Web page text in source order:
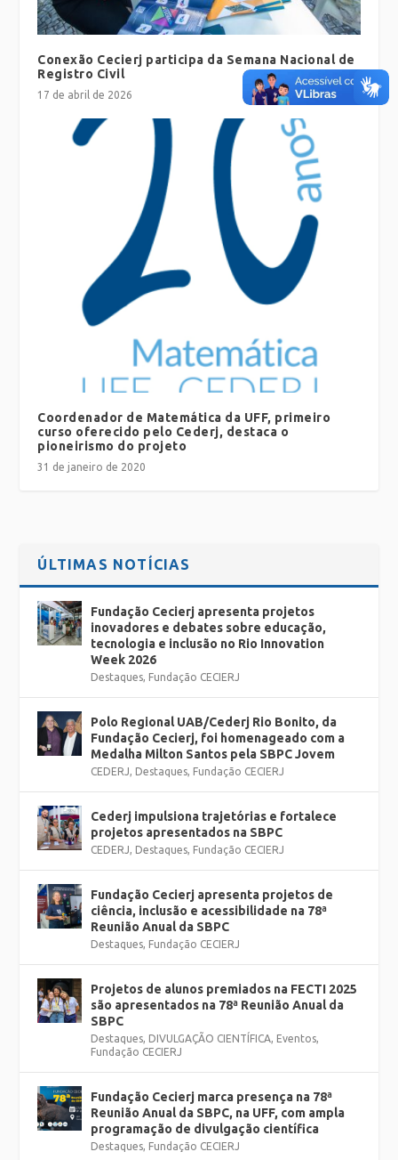
Conexão Cecierj participa da Semana Nacional de
Registro Civil
17 de abril de 2026
Coordenador de Matemática da UFF, primeiro
curso oferecido pelo Cederj, destaca o
pioneirismo do projeto
31 de janeiro de 2020
ÚLTIMAS NOTÍCIAS
Fundação Cecierj apresenta projetos
inovadores e debates sobre educação,
tecnologia e inclusão no Rio Innovation
Week 2026
Destaques Fundação CECIERJ
Polo Regional UAB/Cederj Rio Bonito, da
Fundação Cecierj, foi homenageado com a
Medalha Milton Santos pela SBPC Jovem
CEDERJ Destaques Fundação CECIERJ
Cederj impulsiona trajetórias e fortalece
projetos apresentados na SBPC
CEDERJ Destaques Fundação CECIERJ
Fundação Cecierj apresenta projetos de
ciência, inclusão e acessibilidade na 78ª
Reunião Anual da SBPC
Destaques Fundação CECIERJ
Projetos de alunos premiados na FECTI 2025
são apresentados na 78ª Reunião Anual da
SBPC
Destaques DIVULGAÇÃO CIENTÍFICA Eventos
Fundação CECIERJ
Fundação Cecierj marca presença na 78ª
Reunião Anual da SBPC, na UFF, com ampla
programação de divulgação científica
Destaques Fundação CECIERJ